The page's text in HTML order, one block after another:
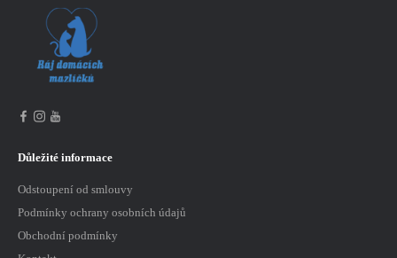
Důležité informace
Odstoupení od smlouvy
Podmínky ochrany osobních údajů
Obchodní podmínky